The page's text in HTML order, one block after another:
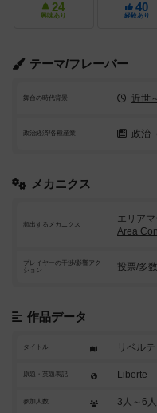
24
興味あり
40
経験あり
テーマ/フレーバー
舞台の時代背景 近世
政治経済/各種産業 政治
メカニクス
頻出するメカニクス
エリア
Area
プレイヤーの干渉/影響アク
ション
投票/多
作品データ
タイトル リベルテ
原題・英題表記 Liberte
参加人数 3人～6人